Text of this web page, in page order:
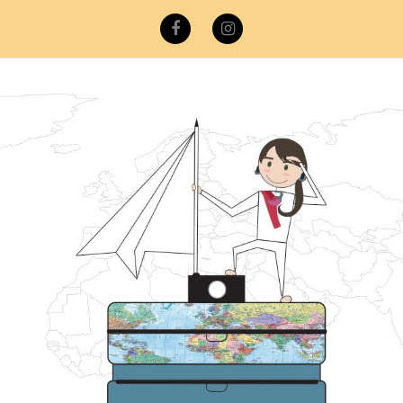
FacebookInstagram